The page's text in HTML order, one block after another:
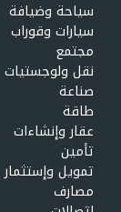
سياحة وضيافة
سيارات وقوراب
مجتمع
نقل ولوجستيات
صناعة
طاقة
عقار وإنشاءات
تأمين
تمويل وإستثمار
مصارف